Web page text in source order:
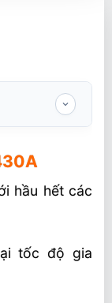
Đứng
hầu hết các
tốc độ gia